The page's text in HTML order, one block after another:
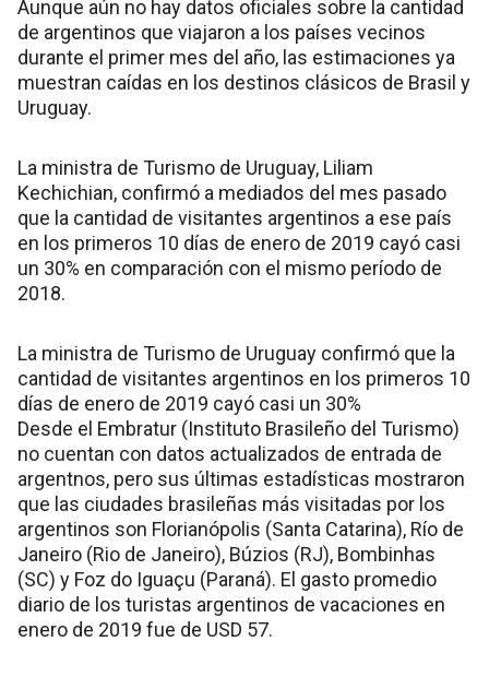
Aunque aún no hay datos oficiales sobre la cantidad
de argentinos que viajaron a los países vecinos
durante el primer mes del año, las estimaciones ya
muestran caídas en los destinos clásicos de Brasil y
Uruguay.
La ministra de Turismo de Uruguay, Liliam
Kechichian, confirmó a mediados del mes pasado
que la cantidad de visitantes argentinos a ese país
en los primeros 10 días de enero de 2019 cayó casi
un 30% en comparación con el mismo período de
2018.
La ministra de Turismo de Uruguay confirmó que la
cantidad de visitantes argentinos en los primeros 10
días de enero de 2019 cayó casi un 30%
Desde el Embratur (Instituto Brasileño del Turismo)
no cuentan con datos actualizados de entrada de
argentnos, pero sus últimas estadísticas mostraron
que las ciudades brasileñas más visitadas por los
argentinos son Florianópolis (Santa Catarina), Río de
Janeiro (Rio de Janeiro), Búzios (RJ), Bombinhas
(SC) y Foz do Iguaçu (Paraná). El gasto promedio
diario de los turistas argentinos de vacaciones en
enero de 2019 fue de USD 57.